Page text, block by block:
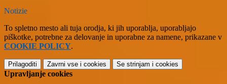
Notizie
To spletno mesto ali tuja orodja, ki jih uporablja, uporabljajo
piškotke, potrebne za delovanje in uporabne za namene, prikazane v
COOKIE POLICY.
Prilagoditi Zavrni vse i cookies Se strinjam i cookies
Upravljanje cookies